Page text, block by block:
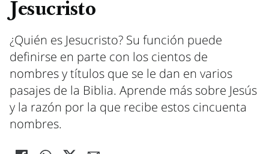
Jesucristo
¿Quién es Jesucristo? Su función puede
definirse en parte con los cientos de
nombres y títulos que se le dan en varios
pasajes de la Biblia. Aprende más sobre Jesús
y la razón por la que recibe estos cincuenta
nombres.